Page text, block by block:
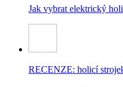
Jak vybrat elektrický
RECENZE: holicí